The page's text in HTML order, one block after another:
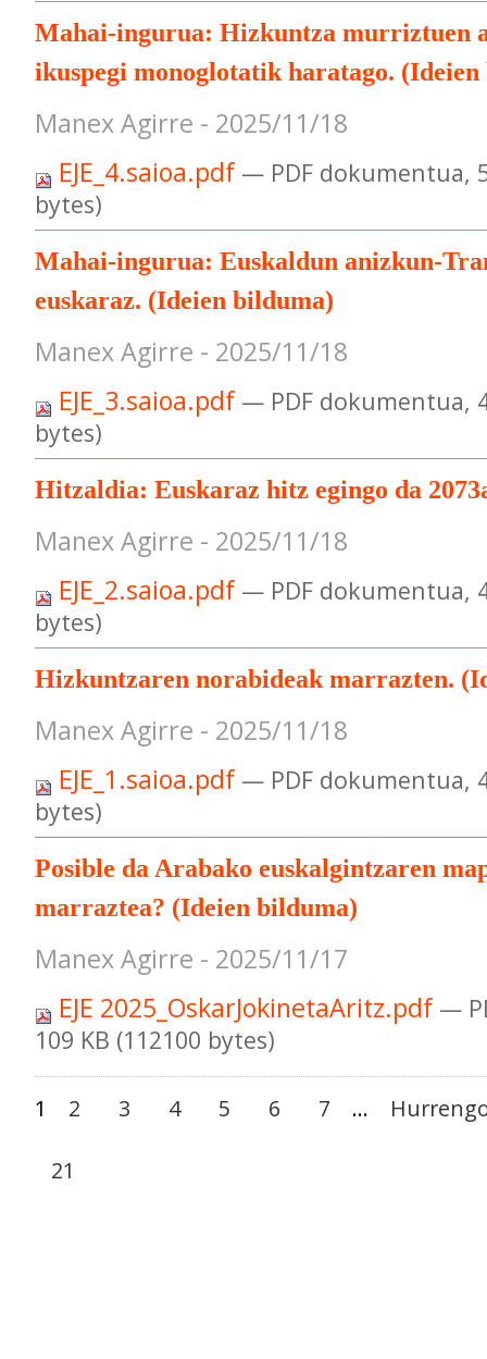
Mahai-ingurua: Hizkuntza murriztuen
ikuspegi monoglotatik haratago.
Manex Agirre - 2025/11/18
EJE_4.saioa.pdf — PDF dokumentua,
bytes)
Mahai-ingurua: Euskaldun anizkun-
euskaraz. (Ideien bilduma)
Manex Agirre - 2025/11/18
EJE_3.saioa.pdf — PDF dokumentua,
bytes)
Hitzaldia: Euskaraz hitz egingo da
Manex Agirre - 2025/11/18
EJE_2.saioa.pdf — PDF dokumentua,
bytes)
Hizkuntzaren norabideak marrazten.
Manex Agirre - 2025/11/18
EJE_1.saioa.pdf — PDF dokumentua,
bytes)
Posible da Arabako euskalgintzaren
marraztea? (Ideien bilduma)
Manex Agirre - 2025/11/17
EJE 2025_OskarJokinetaAritz.pdf —
109 KB (112100 bytes)
1 2 3 4 5 6 7 ...
21